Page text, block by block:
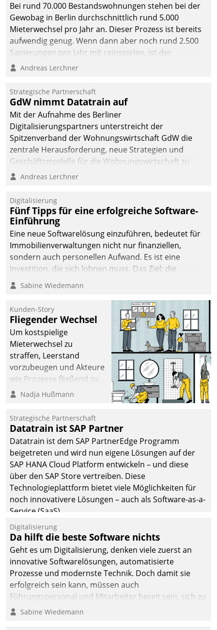
Bei rund 70.000 Bestandswohnungen stehen bei der
Gewobag in Berlin durchschnittlich rund 5.000
Mieterwechsel pro Jahr an. Dieser Prozess ist bereits
aufwendig genug. Wenn dann aber noch rund 2.500
Sanierungen pro Jahr mit reinspielen, ist der
Betreuungs- und Organisationsaufwand immens. Im
kommunale Wohnungsbauunternehmen daher
gemeinsam mit der Berliner Datatrain GmbH den
Teilprozess der Objektsanierung digitalisiert.
Andreas Lerchner
Strategische Partnerschaft
GdW nimmt Datatrain auf
Mit der Aufnahme des Berliner
Digitalisierungspartners unterstreicht der
Spitzenverband der Wohnungswirtschaft GdW die
zentrale Herausforderung, neue Strategien und
Geschäftsmodelle für die Wohnungswirtschaft zu
entwickeln.
Andreas Lerchner
Digitalisierung
Fünf Tipps für eine erfolgreiche Software-
Einführung
Eine neue Softwarelösung einzuführen, bedeutet für
Immobilienverwaltungen nicht nur finanziellen,
sondern auch personellen Aufwand. Es ist eine
Investition, die sich lohnen muss. Das Ziel: die
nachhaltige Optimierung der Geschäftsabläufe. Damit
dieses Ziel erreicht wird, sollten einige Grundregeln
Sabine Wiedemann
Kunden-Story
Fliegender Wechsel
Um kostspielige
Mieterwechsel zu
straffen, Leerstand
vorzubeugen und Akteure
wie Prozesse fließend zu
vernetzen, nutzt die
Jahresbeginn eine
Überblick, Einsicht und
Eingriff bietende Lösung.
Zur Entwicklung setzte
man auf
Cloudtechnologie,
bewährte und Startup-
Partner sowie erstmals
agile Projektmethoden.
Nadja Hußmann
Strategische Partnerschaft
Datatrain ist SAP Partner
Datatrain ist dem SAP PartnerEdge Programm
beigetreten und wird nun eigene Lösungen auf der
SAP HANA Cloud Platform entwickeln – und diese
über den SAP Store vertreiben. Diese
Technologieplattform bietet viele Möglichkeiten für
noch innovativere Lösungen – auch als Software-as-a-
Service (SaaS).
Digitalisierung
Da hilft die beste Software nichts
Geht es um Digitalisierung, denken viele zuerst an
innovative Softwarelösungen, automatisierte
Prozesse und modernste Technik. Doch damit sie
erfolgreich sein kann, müssen auch
Führungspersonal und Mitarbeiter bereit sein, sich zu
verändern und anzupassen, sonst werden sie an ihr
Sabine Wiedemann